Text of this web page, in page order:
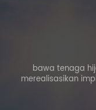
bawa tenaga
merealisasikan